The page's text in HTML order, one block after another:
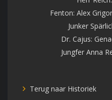
Fenton: Alex
Junker
Dr. Cajus:
Jungfer Anna
Terug naar Historiek